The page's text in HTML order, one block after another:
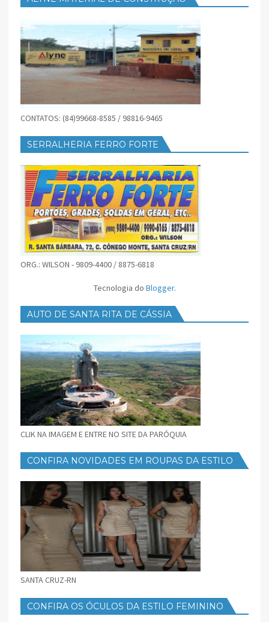
CONTATOS: (84)99668-8585 / 98816-9465
SERRALHERIA FERRO FORTE
ORG.: WILSON - 9809-4400 / 8875-6818
Tecnologia do Blogger.
AUTO DE SANTA RITA DE CÁSSIA
CLIK NA IMAGEM E ENTRE NO SITE DA PARÓQUIA
CONFIRA NOVIDADES EM ROUPAS DA ESTILO
SANTA CRUZ-RN
CONFIRA OS ÓCULOS DA ESTILO FEMININO